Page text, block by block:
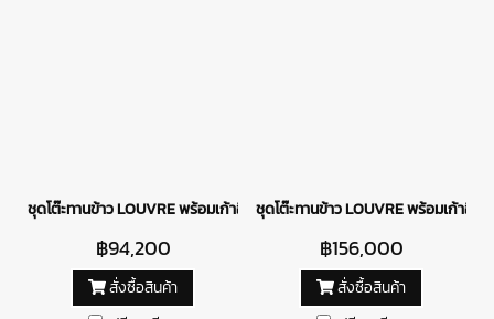
ชุดโต๊ะทานข้าว LOUVRE พร้อมเก้าอี้ SIENNA
฿94,200
สั่งซื้อสินค้า
ชุดโต๊ะทานข้าว LOUVRE พร้อมเก้าอี้
฿156,000
สั่งซื้อสินค้า